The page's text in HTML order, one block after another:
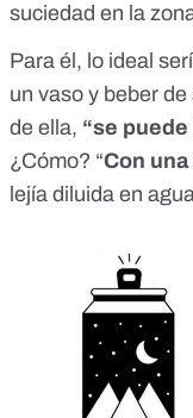
suciedad en la
Para él, lo ideal
un vaso y beber
de ella, “se
¿Cómo? “Con
lejía diluida en